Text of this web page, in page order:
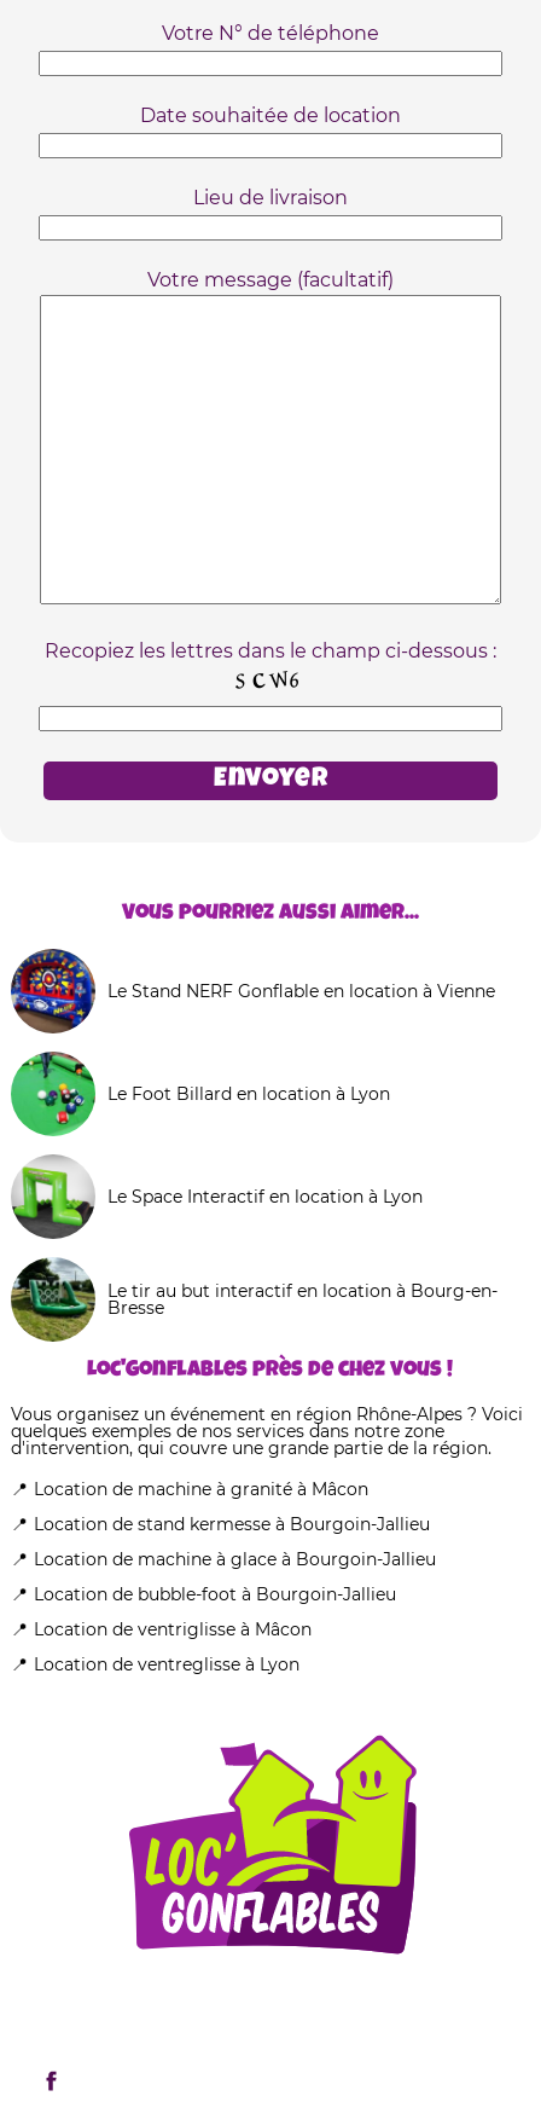
Votre N° de téléphone
Date souhaitée de location
Lieu de livraison
Votre message (facultatif)
Recopiez les lettres dans le champ ci-dessous :
Vous pourriez aussi aimer...
Le Stand NERF Gonflable en location à Vienne
Le Foot Billard en location à Lyon
Le Space Interactif en location à Lyon
Le tir au but interactif en location à Bourg-en-
Bresse
Loc'Gonflables près de chez vous !
Vous organisez un événement en région Rhône-Alpes ? Voici
quelques exemples de nos services dans notre zone
d'intervention, qui couvre une grande partie de la région.
Location de machine à granité à Mâcon
Location de stand kermesse à Bourgoin-Jallieu
Location de machine à glace à Bourgoin-Jallieu
Location de bubble-foot à Bourgoin-Jallieu
Location de ventriglisse à Mâcon
Location de ventreglisse à Lyon